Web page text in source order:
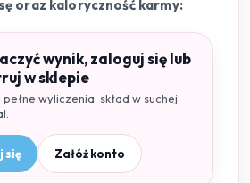
oraz kaloryczność karmy:
wynik, zaloguj się lub
w sklepie
wyliczenia: skład w suchej
się Załóż konto